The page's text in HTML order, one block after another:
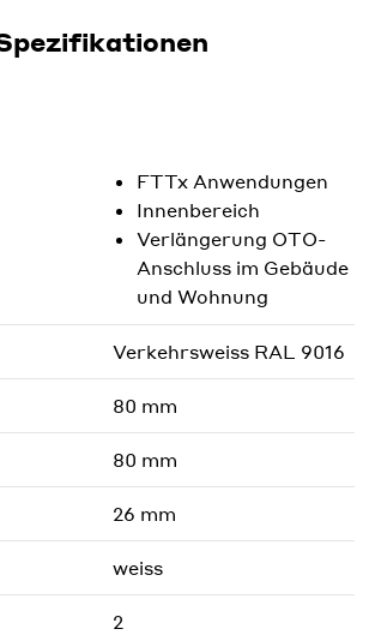
FTTx Anwendungen
Innenbereich
Verlängerung OTO-
Anschluss im Gebäude
und Wohnung
Verkehrsweiss RAL 9016
80 mm
80 mm
26 mm
weiss
2